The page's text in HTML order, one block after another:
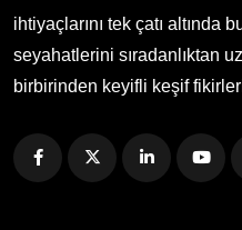
ihtiyaçlarını tek çatı altında
seyahatlerini sıradanlıktan
birbirinden keyifli keşif